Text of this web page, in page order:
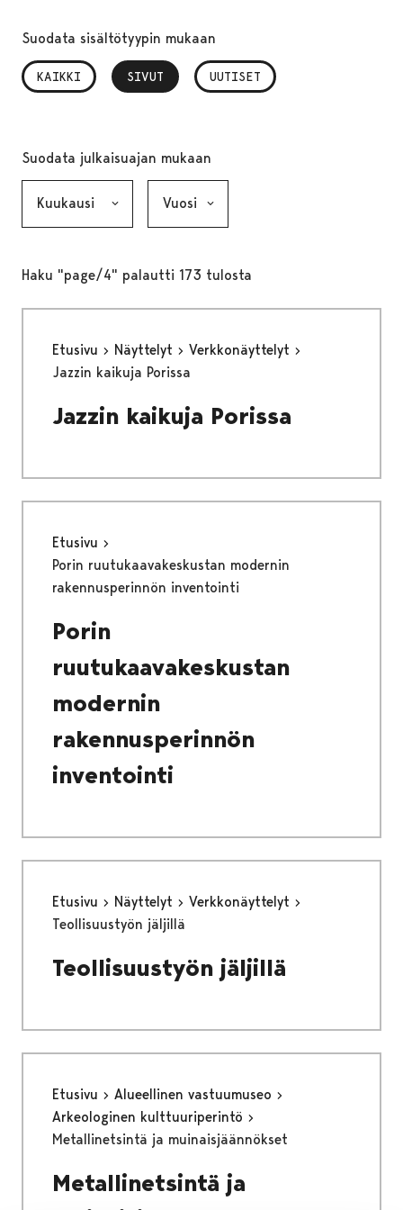
Suodata sisältötyypin mukaan
KAIKKI SIVUT
, VALITTU UUTISET
Suodata julkaisuajan mukaan
Haku "page/4" palautti 173 tulosta
Etusivu Näyttelyt
Verkkonäyttelyt
Jazzin kaikuja Porissa
Jazzin kaikuja Porissa
Etusivu
Porin ruutukaavakeskustan modernin
rakennusperinnön inventointi
Porin
ruutukaavakeskustan
modernin
rakennusperinnön
inventointi
Etusivu Näyttelyt
Verkkonäyttelyt
Teollisuustyön jäljillä
Teollisuustyön jäljillä
Etusivu
Alueellinen vastuumuseo
Arkeologinen kulttuuriperintö
Metallinetsintä ja muinaisjäännökset
Metallinetsintä ja